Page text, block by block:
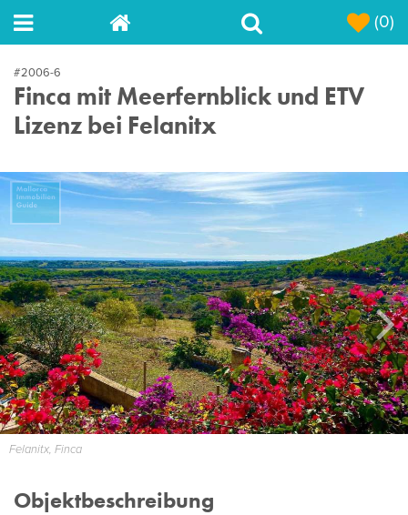
(0)
#2006-6
Finca mit Meerfernblick und ETV
Lizenz bei Felanitx
Felanitx, Finca
Next
Objektbeschreibung